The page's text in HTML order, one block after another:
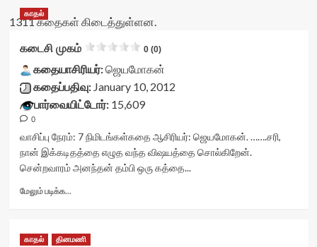
1311 கதைகள் கிடைத்துள்ளன.
காதல்
கடைசி முகம் 0 (0)
கதையாசிரியர்:ஜெயமோகன்
கதைப்பதிவு:January 10, 2012
பார்வையிட்டோர்:15,609
0
வாசிப்பு நேரம்: 7 நிமிடங்கள்கதை ஆசிரியர்: ஜெயமோகன். …….சரி,
நான் இக்கடிதத்தை எழுத வந்த விஷயத்தை சொல்கிறேன்.
சென்றவாரம் அனந்தன் தம்பி ஒரு கத்தை...
மேலும் படிக்க...
முகம்<div
காதல் தினமணி